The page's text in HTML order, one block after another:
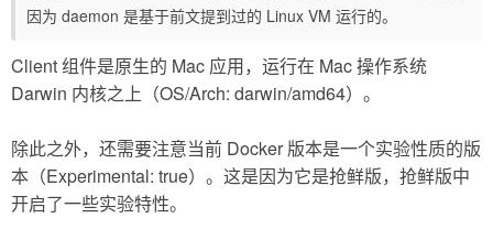
因为 daemon 是基于前文提到过的 Linux VM 运行的。
Client 组件是原生的 Mac 应用，运行在 Mac 操作系统
Darwin 内核之上（OS/Arch: darwin/amd64）。
除此之外，还需要注意当前 Docker 版本是一个实验性质的版
本（Experimental: true）。这是因为它是抢鲜版，抢鲜版中
开启了一些实验特性。